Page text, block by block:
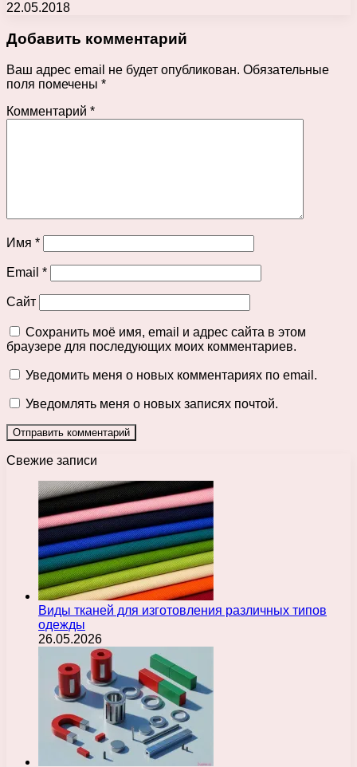
22.05.2018
Добавить комментарий
Ваш адрес email не будет опубликован. Обязательные
поля помечены *
Комментарий *
Имя *
Email *
Сайт
Сохранить моё имя, email и адрес сайта в этом
браузере для последующих моих комментариев.
Уведомить меня о новых комментариях по email.
Уведомлять меня о новых записях почтой.
Свежие записи
Виды тканей для изготовления различных типов
одежды
26.05.2026